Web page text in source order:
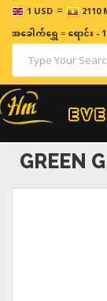
1 USD = 2110
အခေါက်ရွှေ=ရောင်း -
GREEN